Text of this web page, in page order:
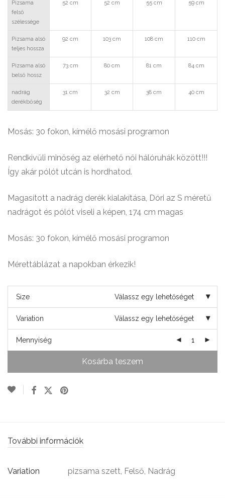
Pizsama
felső
szélessége
52 cm 52 cm 55 cm 59 cm
Pizsama alsó
teljes hossza
92 cm 103 cm 108 cm 110 cm
Pizsama alsó
belső hossz
73 cm 80 cm 81 cm 84 cm
nadrág
derékbőség
31 cm 32 cm 38 cm 40 cm
Mosás: 30 fokon, kímélő mosási programon
Rendkivűli minőség az elérhető női hálóruhák között!!!
Így akár pólót utcán is hordhatod.
Magasított a nadrág derék kialakítása, Dóri az S méretű
nadrágot és pólót viseli a képen, 174 cm magas
Mosás: 30 fokon, kímélő mosási programon
Mérettáblázat a napokban érkezik!
Size Válassz egy lehetőséget
Variation Válassz egy lehetőséget
Mennyiség
Kosárba teszem
További információk
Variation pizsama szett, Felső, Nadrág